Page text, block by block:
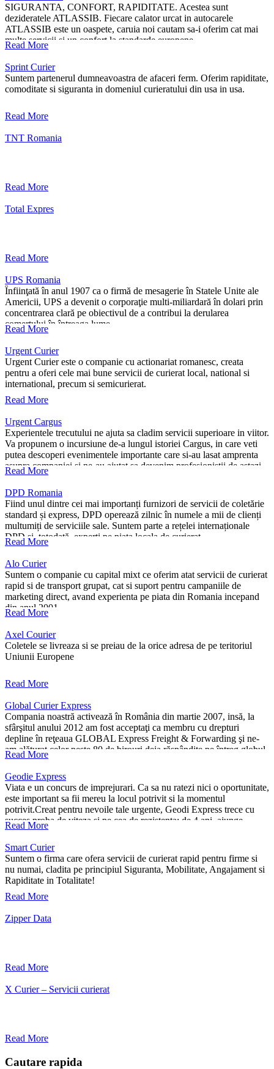
SIGURANTA, CONFORT, RAPIDITATE. Acestea sunt
dezideratele ATLASSIB. Fiecare calator urcat in autocarele
ATLASSIB este un oaspete, caruia noi cautam sa-i oferim cat mai
multe servicii si un confort la standarde europene.
Read More
Sprint Curier
Suntem partenerul dumneavoastra de afaceri ferm. Oferim rapiditate,
comoditate si siguranta in domeniul curieratului din usa in usa.
Read More
TNT Romania
Read More
Total Expres
Read More
UPS Romania
Înfiinţată în anul 1907 ca o firmă de mesagerie în Statele Unite ale
Americii, UPS a devenit o corporaţie multi-miliardară în dolari prin
concentrarea clară pe obiectivul de a contribui la derularea
comerţului în întreaga lume.
Read More
Urgent Curier
Urgent Curier este o companie cu actionariat romanesc, creata
pentru a oferi cele mai bune servicii de curierat local, national si
international, precum si semicurierat.
Read More
Urgent Cargus
Experientele trecutului ne ajuta sa cladim servicii superioare in viitor.
Va propunem o incursiune de-a lungul istoriei Cargus, in care veti
putea descoperi evenimentele importante care si-au lasat amprenta
asupra companiei si ne-au ajutat sa devenim profesionistii de astazi.
Read More
DPD Romania
Fiind unul dintre cei mai importanți furnizori de servicii de coletărie
standard și express, DPD operează zilnic în numele a mii de clienți
multumiți de serviciile sale. Suntem parte a rețelei internaționale
DPD și, totodată, experți pe piața locala de curierat.
Read More
Alo Curier
Suntem o companie cu capital mixt ce oferim atat servicii de curierat
rapid si de transport grupat, cat si suport pentru campaniile de
marketing direct, avand experienta pe piata din Romania incepand
din anul 2001.
Read More
Axel Courier
Coletele se livreaza si se preiau de la orice adresa de pe teritoriul
Uniunii Europene
Read More
Global Curier Express
Compania noastră activează în România din martie 2007, insă, la
sfârşitul anului 2012 am fost acceptaţi ca membru cu drepturi
depline în reţeaua GLOBAL Express Freight & Forwarding şi ne-
am alăturat celor peste 80 de birouri deja răspândite pe întreg globul.
Read More
Geodie Express
Viata e un concurs de imprejurari. Ca sa nu ratezi nici o oportunitate,
este important sa fii mereu la locul potrivit si la momentul
potrivit.Creat pentru nevoile tale urgente, Geodi Express trece cu
succes proba de viteza si pe cea de rezistenta: de 4 ani, ajunge
intotdeauna primul!
Read More
Smart Curier
Suntem o firma care ofera servicii de curierat rapid pentru firme si
nu numai, cladita pe principiul Siguranta, Mobilitate, Angajament si
Rapiditate in Totalitate!
Read More
Zipper Data
Read More
X Curier – Servicii curierat
Read More
Cautare rapida